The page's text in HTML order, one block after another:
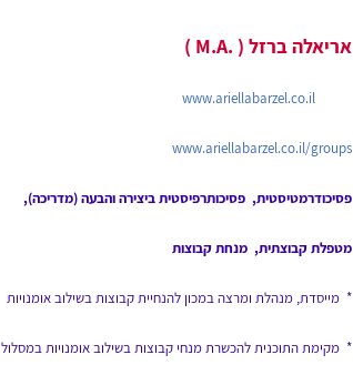
אריאלה ברזל ( .M.A )
www.ariellabarzel.co.il
www.ariellabarzel.co.il/groups
פסיכודרמטיסטית, פסיכותרפיסטית ביצירה והבעה (מדריכה),
מטפלת קבוצתית, מנחת קבוצות
* מייסדת, מנהלת ומרצה במכון להנחיית קבוצות בשילוב אומנויות
* מקימת התוכנית להכשרת מנחי קבוצות בשילוב אומנויות במסלול M.A. באוניברסיטת "לסלי"